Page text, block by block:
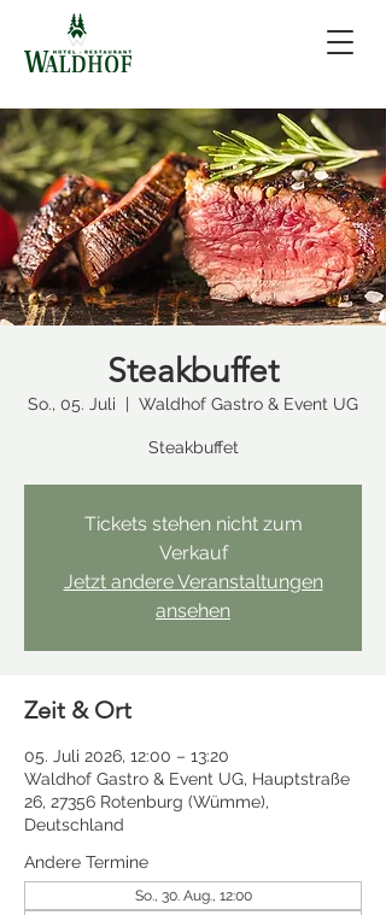
Steakbuffet
So., 05. Juli
  |
Waldhof Gastro & Event UG
Steakbuffet
Tickets stehen nicht zum
Verkauf
Jetzt andere Veranstaltungen
ansehen
Zeit & Ort
05. Juli 2026, 12:00 – 13:20
Waldhof Gastro & Event UG, Hauptstraße
26, 27356 Rotenburg (Wümme),
Deutschland
Andere Termine
So., 30. Aug., 12:00